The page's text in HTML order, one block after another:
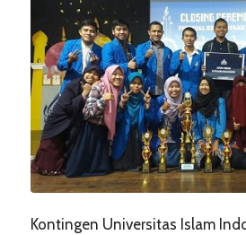
Kontingen Universitas Islam